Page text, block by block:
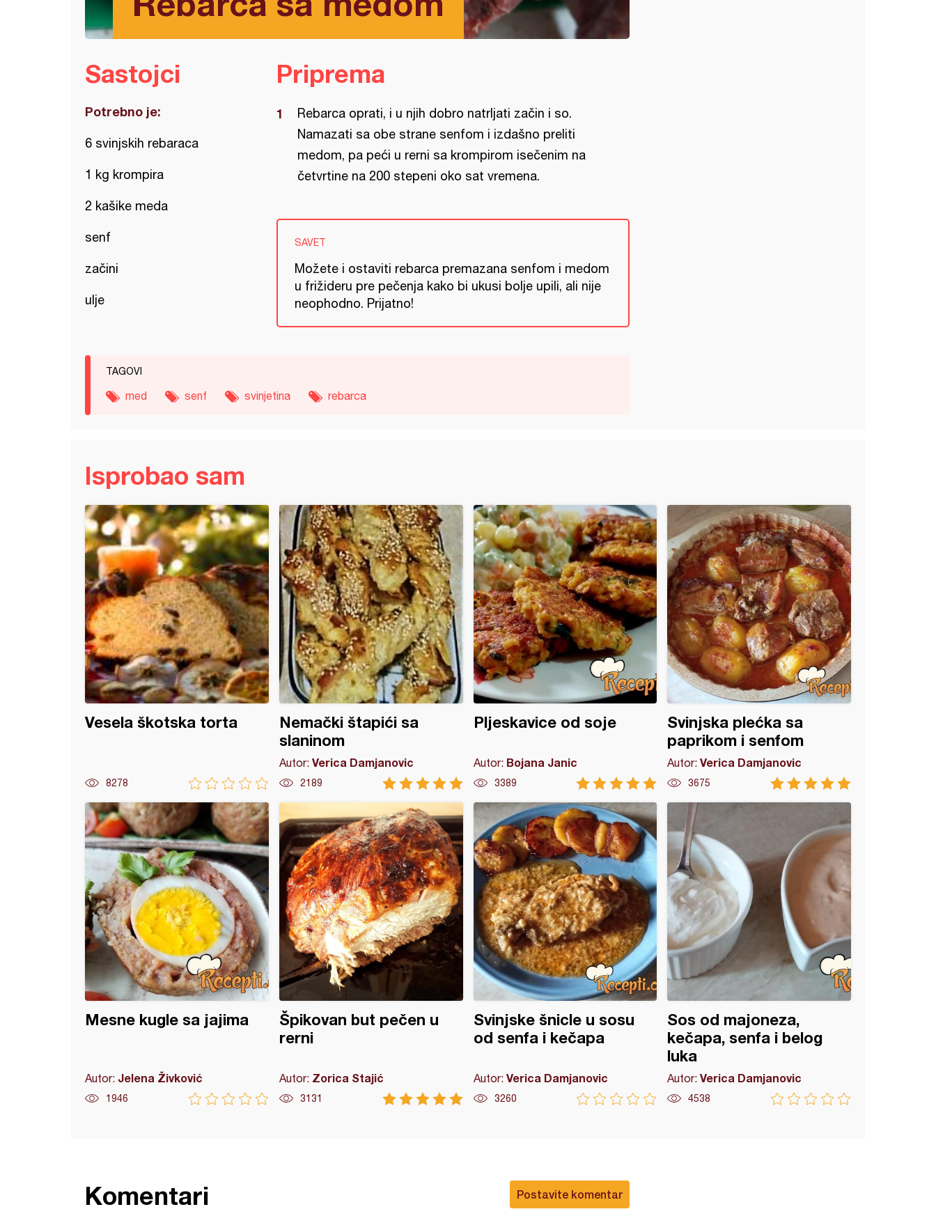
Sastojci
Potrebno je:
6 svinjskih rebaraca
1 kg krompira
2 kašike meda
senf
začini
ulje
Priprema
Rebarca oprati, i u njih dobro natrljati začin i so.
Namazati sa obe strane senfom i izdašno preliti
medom, pa peći u rerni sa krompirom isečenim na
četvrtine na 200 stepeni oko sat vremena.
SAVET
Možete i ostaviti rebarca premazana senfom i medom
u frižideru pre pečenja kako bi ukusi bolje upili, ali nije
neophodno. Prijatno!
TAGOVI
med senf svinjetina rebarca
Isprobao sam
Vesela škotska torta
8278
Nemački štapići sa
slaninom
Autor: Verica Damjanovic
2189
Pljeskavice od soje
Autor: Bojana Janic
3389
Svinjska plećka sa
paprikom i senfom
Autor:Verica Damjanovic
3675
plećka sa paprikom i senfom
Mesne kugle sa jajima
Autor: Jelena Živković
1946
Špikovan but pečen u
rerni
Autor: Zorica Stajić
3131
Svinjske šnicle u sosu
od senfa i kečapa
Autor: Verica Damjanovic
3260
Sos od majoneza,
kečapa, senfa i belog
luka
Autor:Verica Damjanovic
4538
majoneza, kečapa, senfa i belog luka
Postavite komentar
Komentari